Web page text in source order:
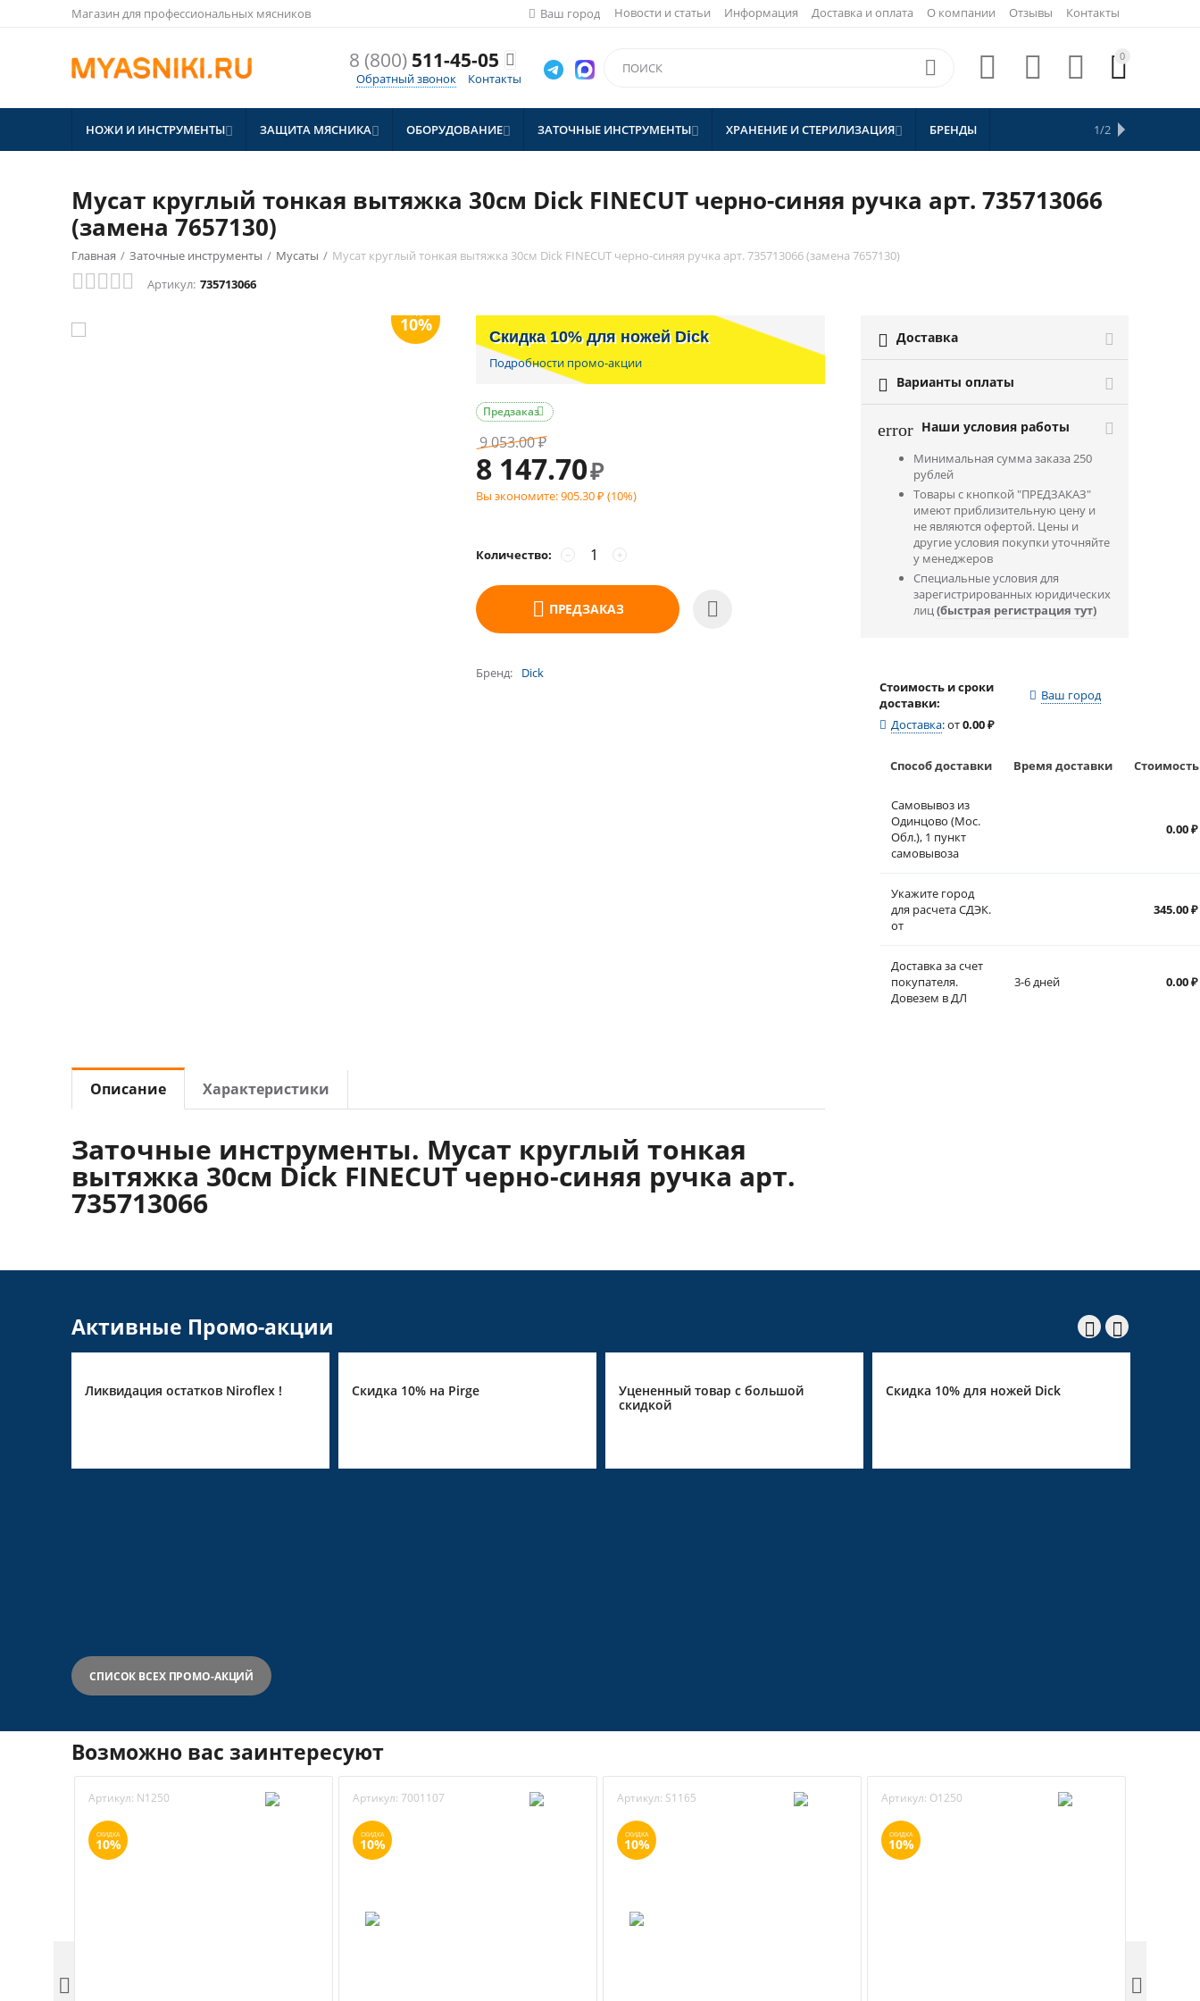
Магазин для профессиональных мясников Новости и статьи Информация Доставка и оплата О компании Отзывы Контакты
Ваш город
8 (800)511-45-05 
Обратный звонок Контакты
0


 

НОЖИ И ИНСТРУМЕНТЫ ЗАЩИТА МЯСНИКА ОБОРУДОВАНИЕ ЗАТОЧНЫЕ ИНСТРУМЕНТЫ ХРАНЕНИЕ И СТЕРИЛИЗАЦИЯ БРЕНДЫ 1/2
Мусат круглый тонкая вытяжка 30см Dick FINECUT черно-синяя ручка арт. 735713066
(замена 7657130)
Главная / Заточные инструменты / Мусаты / Мусат круглый тонкая вытяжка 30см Dick FINECUT черно-синяя ручка арт. 735713066 (замена 7657130)
Артикул: 735713066
10%
Скидка 10% для ножей Dick
Подробности промо-акции

Предзаказ
9 053.00 ₽
8 147.70₽
Вы экономите:905.30 ₽ (10%)
Количество: +
−
ПРЕДЗАКАЗ
Бренд Dick
 Доставка
 Варианты оплаты
error Наши условия работы
Минимальная сумма заказа 250
рублей
Товары с кнопкой "ПРЕДЗАКАЗ"
имеют приблизительную цену и
не являются офертой. Цены и
другие условия покупки уточняйте
у менеджеров
Специальные условия для
зарегистрированных юридических
лиц(быстрая регистрация тут)
Стоимость и сроки
доставки:
Ваш город
Доставка:от0.00 ₽
Способ доставки Время доставки Стоимость
Самовывоз из
Одинцово (Мос.
Обл.), 1 пункт
самовывоза
0.00 ₽
Укажите город
для расчета СДЭК.
от
345.00 ₽
Доставка за счет
покупателя.
Довезем в ДЛ
3-6 дней 0.00 ₽
Описание Характеристики
Заточные инструменты. Мусат круглый тонкая
вытяжка 30см Dick FINECUT черно-синяя ручка арт.
735713066
Активные Промо-акции  
Ликвидация остатков Niroflex ! Скидка 10% на Pirge
Уцененный товар с большой
скидкой
Скидка 10% для ножей Dick
СПИСОК ВСЕХ ПРОМО-АКЦИЙ
Возможно вас заинтересуют
Артикул: N1250
СКИДКА
10%
Артикул: 7001107
СКИДКА
10%
Артикул: S1165
СКИДКА
10%
Артикул: O1250
СКИДКА
10%
 